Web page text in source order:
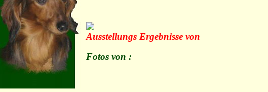
Ausstellungs Ergebnisse von
Fotos von :